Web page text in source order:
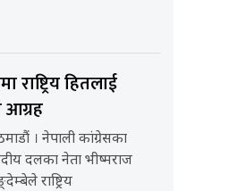
राष्ट्रिय हितलाई
आग्रह
। नेपाली कांग्रेसका
दलका नेता भीष्मराज
राष्ट्रिय